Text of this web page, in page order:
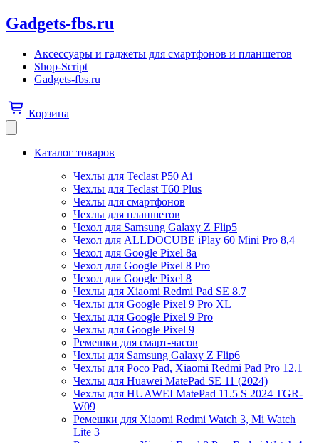
Gadgets-fbs.ru
Аксессуары и гаджеты для смартфонов и планшетов
Shop-Script
Gadgets-fbs.ru
Корзина
Каталог товаров
Чехлы для Teclast P50 Ai
Чехлы для Teclast T60 Plus
Чехлы для смартфонов
Чехлы для планшетов
Чехол для Samsung Galaxy Z Flip5
Чехол для ALLDOCUBE iPlay 60 Mini Pro 8,4
Чехол для Google Pixel 8a
Чехол для Google Pixel 8 Pro
Чехол для Google Pixel 8
Чехлы для Xiaomi Redmi Pad SE 8.7
Чехлы для Google Pixel 9 Pro XL
Чехлы для Google Pixel 9 Pro
Чехлы для Google Pixel 9
Ремешки для смарт-часов
Чехлы для Samsung Galaxy Z Flip6
Чехлы для Poco Pad, Xiaomi Redmi Pad Pro 12.1
Чехлы для Huawei MatePad SE 11 (2024)
Чехлы для HUAWEI MatePad 11.5 S 2024 TGR-
W09
Ремешки для Xiaomi Redmi Watch 3, Mi Watch
Lite 3